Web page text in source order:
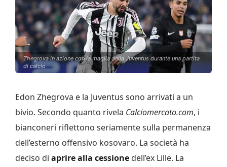
Zhegrova in azione con la maglia della Juventus durante una partita
di calcio
Edon Zhegrova e la Juventus sono arrivati a un
bivio. Secondo quanto rivela Calciomercato.com, i
bianconeri riflettono seriamente sulla permanenza
dell’esterno offensivo kosovaro. La società ha
deciso di aprire alla cessione dell’ex Lille. La